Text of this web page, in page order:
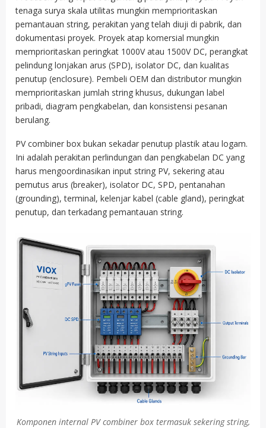
tenaga surya skala utilitas mungkin memprioritaskan
pemantauan string, perakitan yang telah diuji di pabrik, dan
dokumentasi proyek. Proyek atap komersial mungkin
memprioritaskan peringkat 1000V atau 1500V DC, perangkat
pelindung lonjakan arus (SPD), isolator DC, dan kualitas
penutup (enclosure). Pembeli OEM dan distributor mungkin
memprioritaskan jumlah string khusus, dukungan label
pribadi, diagram pengkabelan, dan konsistensi pesanan
berulang.
PV combiner box bukan sekadar penutup plastik atau logam.
Ini adalah perakitan perlindungan dan pengkabelan DC yang
harus mengoordinasikan input string PV, sekering atau
pemutus arus (breaker), isolator DC, SPD, pentanahan
(grounding), terminal, kelenjar kabel (cable gland), peringkat
penutup, dan terkadang pemantauan string.
Komponen internal PV combiner box termasuk sekering string,